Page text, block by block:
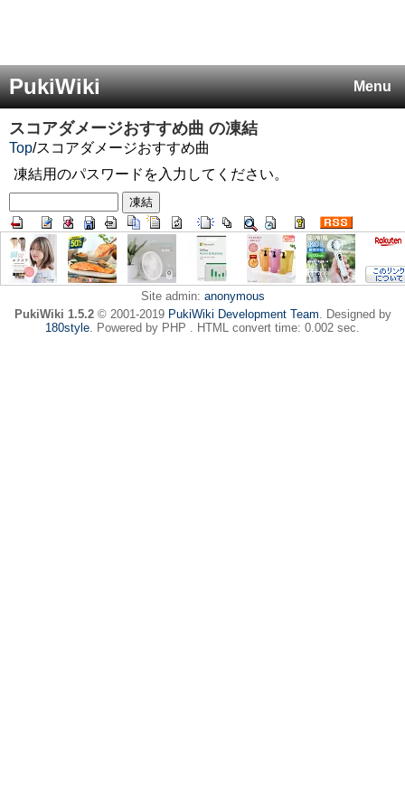
Menu
PukiWiki
スコアダメージおすすめ曲 の凍結
Top/スコアダメージおすすめ曲
凍結用のパスワードを入力してください。
Site admin: anonymous
PukiWiki 1.5.2© 2001-2019 PukiWiki Development Team. Designed by
180style. Powered by PHP . HTML convert time: 0.002 sec.